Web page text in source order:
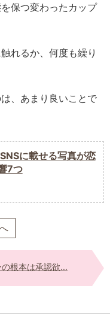
保つ変わったカップ
れるか、何度も繰り
、あまり良いことで
に載せる写真が恋
7つ
根本は承認欲...